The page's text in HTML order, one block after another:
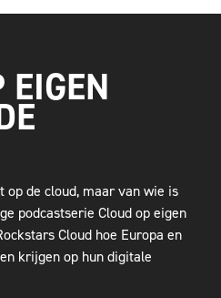
EIGEN
de cloud, maar van wie is
podcastserie Cloud op eigen
Cloud hoe Europa en
krijgen op hun digitale